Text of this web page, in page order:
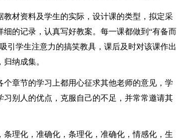
材资料及学生的实际，设计课的类型，拟定采
的记录，认真写好教案。每一课都做到“有备而
引学生注意力的搞笑教具，课后及时对该课作出
纳成集。
章节的学习上都用心征求其他老师的意见，学
别人的优点，克服自己的不足，并常常邀请其
理化，准确化，条理化，准确化，情感化，生